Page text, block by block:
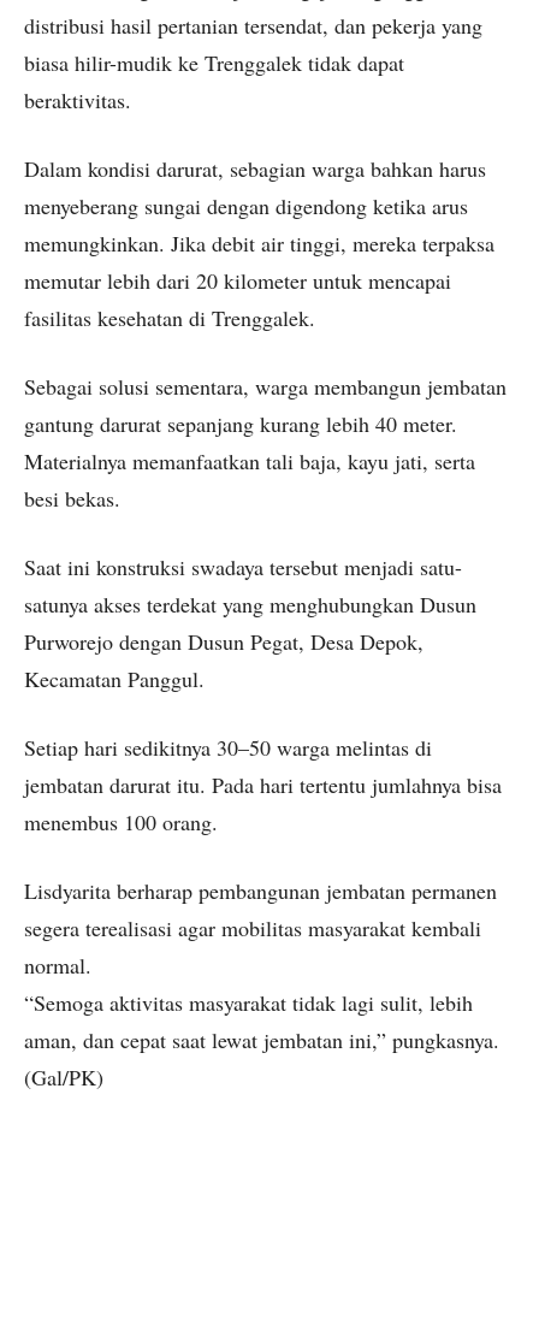
distribusi hasil pertanian tersendat, dan pekerja yang
biasa hilir-mudik ke Trenggalek tidak dapat
beraktivitas.
Dalam kondisi darurat, sebagian warga bahkan harus
menyeberang sungai dengan digendong ketika arus
memungkinkan. Jika debit air tinggi, mereka terpaksa
memutar lebih dari 20 kilometer untuk mencapai
fasilitas kesehatan di Trenggalek.
Sebagai solusi sementara, warga membangun jembatan
gantung darurat sepanjang kurang lebih 40 meter.
Materialnya memanfaatkan tali baja, kayu jati, serta
besi bekas.
Saat ini konstruksi swadaya tersebut menjadi satu-
satunya akses terdekat yang menghubungkan Dusun
Purworejo dengan Dusun Pegat, Desa Depok,
Kecamatan Panggul.
Setiap hari sedikitnya 30–50 warga melintas di
jembatan darurat itu. Pada hari tertentu jumlahnya bisa
menembus 100 orang.
Lisdyarita berharap pembangunan jembatan permanen
segera terealisasi agar mobilitas masyarakat kembali
normal.
“Semoga aktivitas masyarakat tidak lagi sulit, lebih
aman, dan cepat saat lewat jembatan ini,” pungkasnya.
(Gal/PK)